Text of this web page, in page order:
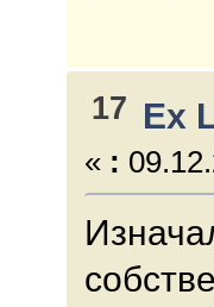
17 Ex
« :